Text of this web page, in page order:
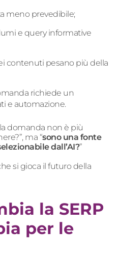
meno prevedibile;
e query informative
contenuti pesano più della
richiede un
e automazione.
domanda non è più
ma “sono una fonte
dall’AI?”
si gioca il futuro della
la SERP
per le